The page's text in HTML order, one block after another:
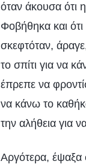
όταν άκουσα ότι
Φοβήθηκα και
σκεφτόταν,
το σπίτι για να
έπρεπε να
να κάνω το
την αλήθεια για
Αργότερα, έψαξα